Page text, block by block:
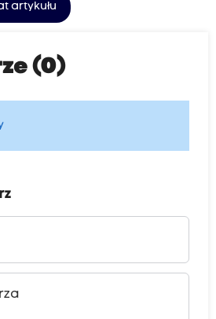
artykułu
(0)